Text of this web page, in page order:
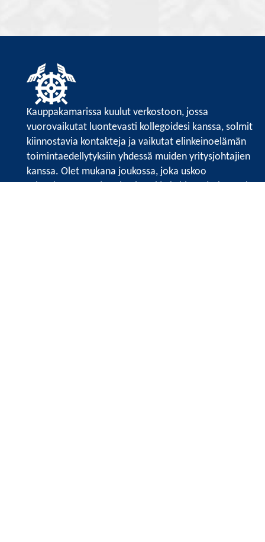
Kauppakamarissa kuulut verkostoon, jossa
vuorovaikutat luontevasti kollegoidesi kanssa, solmit
kiinnostavia kontakteja ja vaikutat elinkeinoelämän
toimintaedellytyksiin yhdessä muiden yritysjohtajien
kanssa. Olet mukana joukossa, joka uskoo